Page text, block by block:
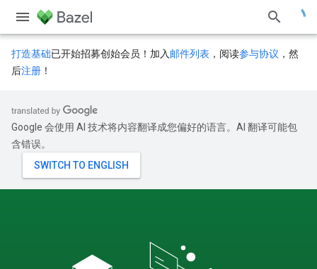
打造基础已开始招募创始会员！加入 邮件列表 ，阅读参与协议 ，然
后注册 ！
Google 会使用 AI 技术将内容翻译成您偏好的语言。AI 翻译可能包
含错误。